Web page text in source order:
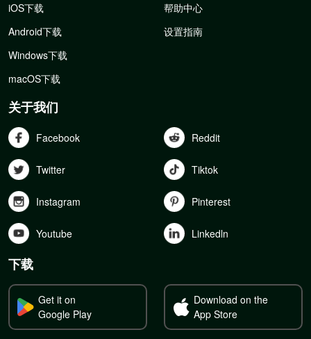
iOS下载
Android下载
Windows下载
macOS下载
帮助中心
设置指南
关于我们
Facebook Reddit
Twitter Tiktok
Instagram Pinterest
Youtube Linkedln
下载
Get it on
Google Play
Download on the
App Store